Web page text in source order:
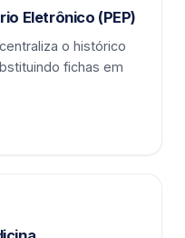
Eletrônico (PEP)
o histórico
fichas em